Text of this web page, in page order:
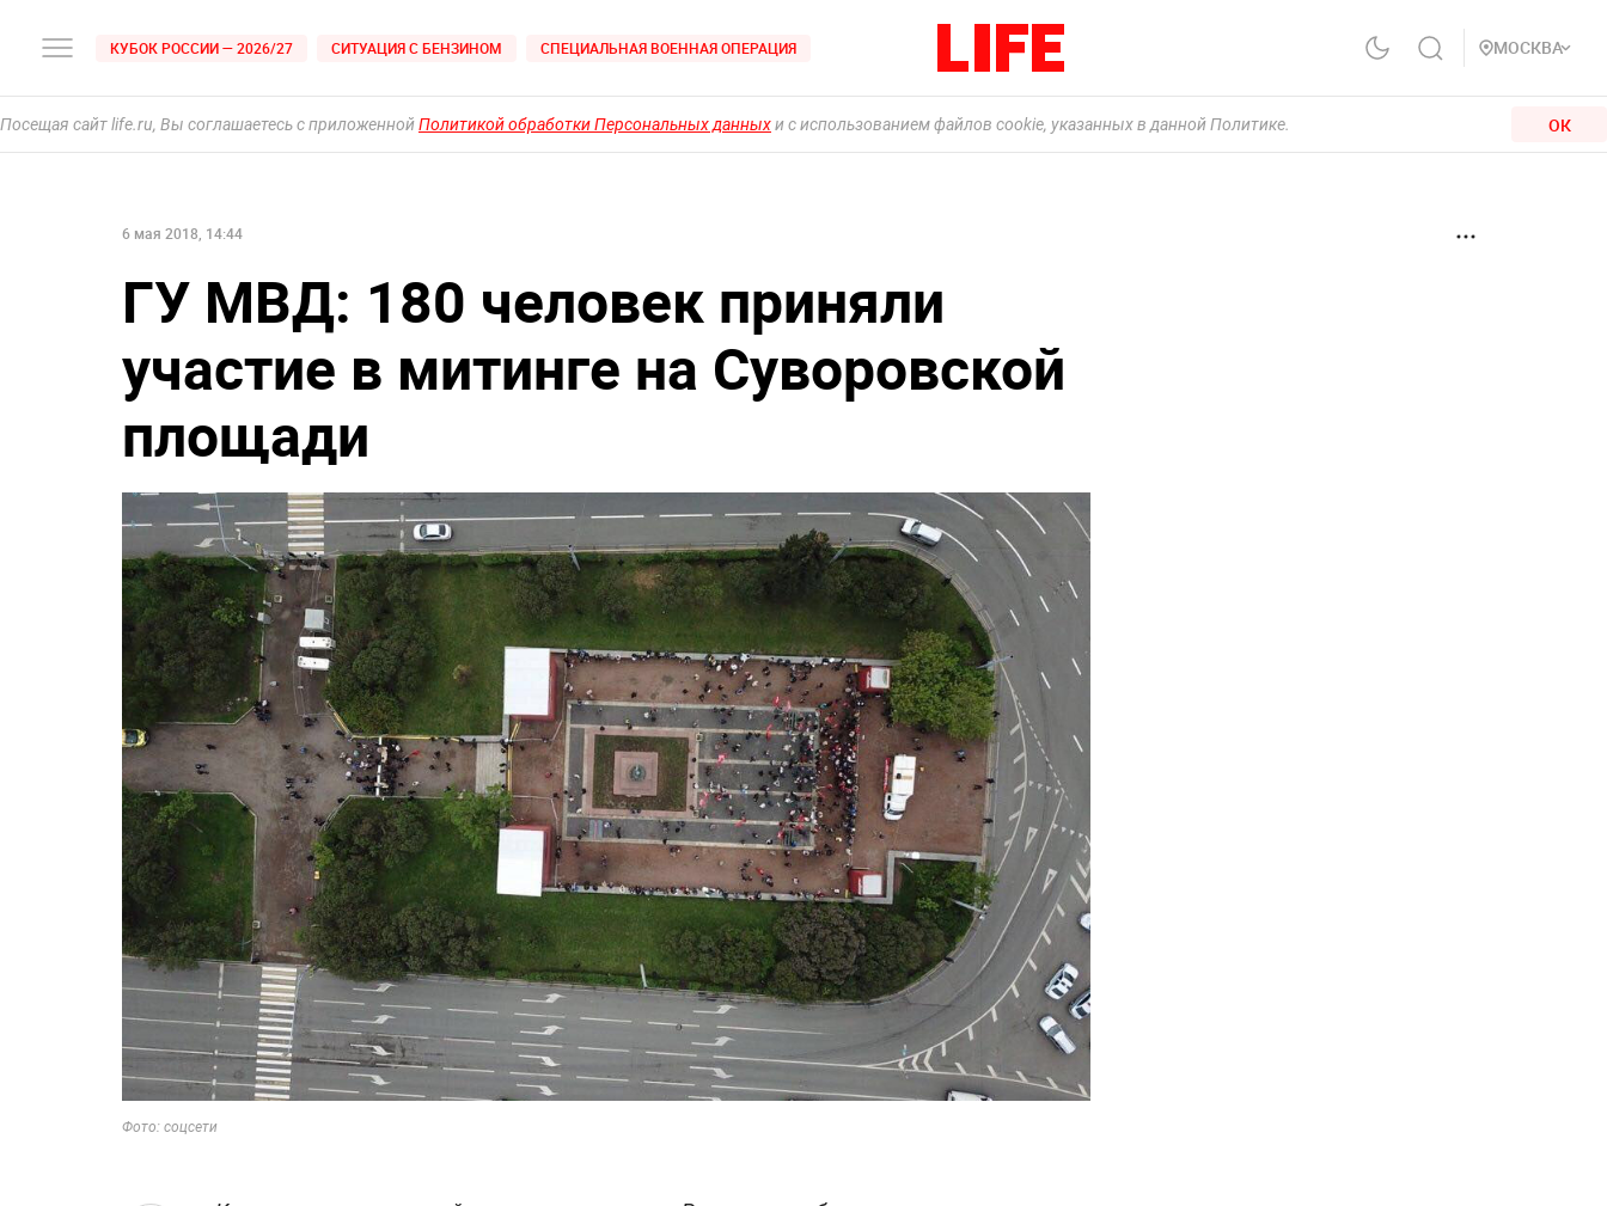
КУБОК РОССИИ — 2026/27 СИТУАЦИЯ С БЕНЗИНОМ СПЕЦИАЛЬНАЯ ВОЕННАЯ ОПЕРАЦИЯ МОСКВА
Посещая сайт life.ru, Вы соглашаетесь с приложеннойПолитикой обработки Персональных данныхи с использованием файлов cookie, указанных в данной Политике. ОК
6 мая 2018, 14:44
ГУ МВД: 180 человек приняли
участие в митинге на Суворовской
площади
Фото: соцсети